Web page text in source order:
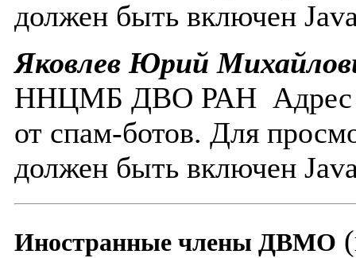
должен быть включен
Яковлев Юрий
ННЦМБ ДВО РАН
от спам-ботов. Для
должен быть включен
Иностранные члены ДВМО